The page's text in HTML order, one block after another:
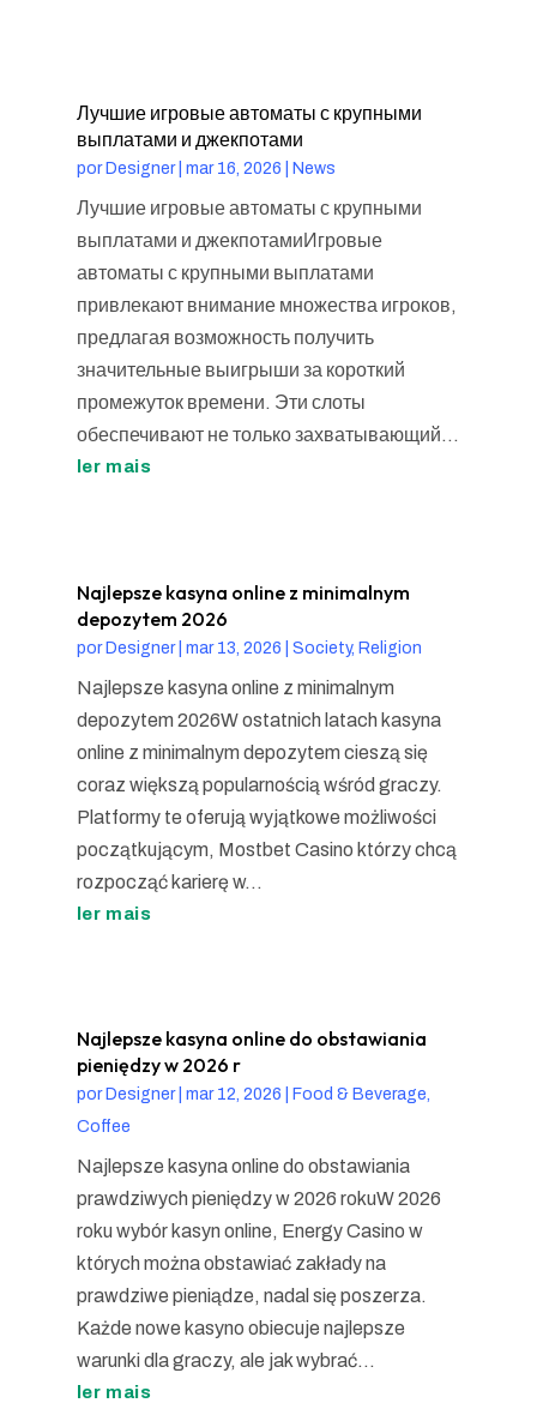
Лучшие игровые автоматы с крупными
выплатами и джекпотами
por Designer| mar 16, 2026 News
Лучшие игровые автоматы с крупными
выплатами и джекпотамиИгровые
автоматы с крупными выплатами
привлекают внимание множества игроков,
предлагая возможность получить
значительные выигрыши за короткий
промежуток времени. Эти слоты
обеспечивают не только захватывающий...
ler mais
Najlepsze kasyna online z minimalnym
depozytem 2026
porDesigner| mar 13, 2026 Society, Religion
Najlepsze kasyna online z minimalnym
depozytem 2026W ostatnich latach kasyna
online z minimalnym depozytem cieszą się
coraz większą popularnością wśród graczy.
Platformy te oferują wyjątkowe możliwości
początkującym, Mostbet Casino którzy chcą
rozpocząć karierę w...
ler mais
Najlepsze kasyna online do obstawiania
pieniędzy w 2026 r
porDesigner| mar 12, 2026
Food & Beverage,
Coffee
Najlepsze kasyna online do obstawiania
prawdziwych pieniędzy w 2026 rokuW 2026
roku wybór kasyn online, Energy Casino w
których można obstawiać zakłady na
prawdziwe pieniądze, nadal się poszerza.
Każde nowe kasyno obiecuje najlepsze
warunki dla graczy, ale jak wybrać...
ler mais